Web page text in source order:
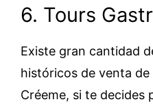
6. Tours
Existe gran cantidad
históricos de venta de
Créeme, si te decides